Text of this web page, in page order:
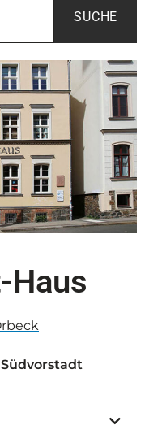
SUCHE
Haus
Südvorstadt